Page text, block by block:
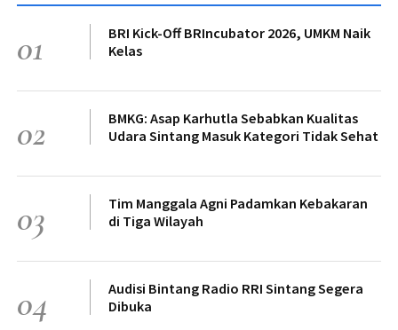
01
BRI Kick-Off BRIncubator 2026, UMKM Naik
Kelas
02
BMKG: Asap Karhutla Sebabkan Kualitas
Udara Sintang Masuk Kategori Tidak Sehat
03
Tim Manggala Agni Padamkan Kebakaran
di Tiga Wilayah
04
Audisi Bintang Radio RRI Sintang Segera
Dibuka